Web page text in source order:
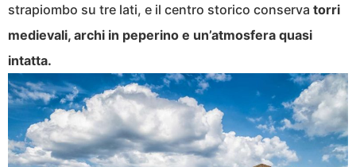
strapiombo su tre lati, e il centro storico conserva torri
medievali, archi in peperino e un’atmosfera quasi
intatta.